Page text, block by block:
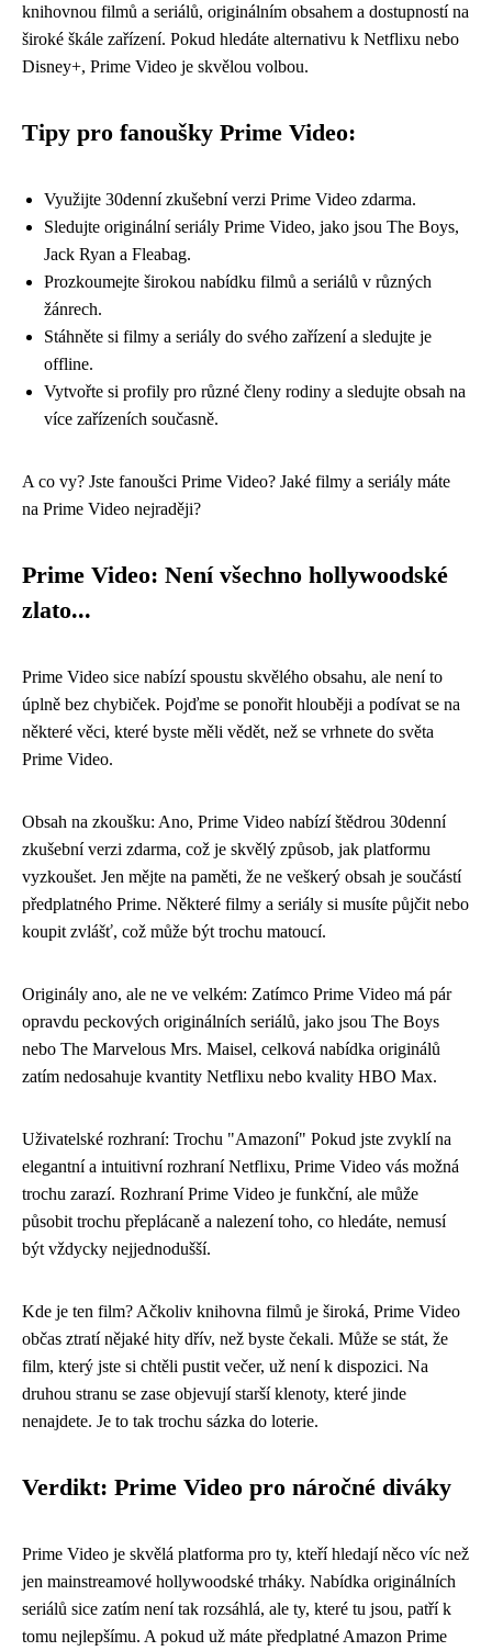
knihovnou filmů a seriálů, originálním obsahem a dostupností na
široké škále zařízení. Pokud hledáte alternativu k Netflixu nebo
Disney+, Prime Video je skvělou volbou.
Tipy pro fanoušky Prime Video:
Využijte 30denní zkušební verzi Prime Video zdarma.
Sledujte originální seriály Prime Video, jako jsou The Boys,
Jack Ryan a Fleabag.
Prozkoumejte širokou nabídku filmů a seriálů v různých
žánrech.
Stáhněte si filmy a seriály do svého zařízení a sledujte je
offline.
Vytvořte si profily pro různé členy rodiny a sledujte obsah na
více zařízeních současně.
A co vy? Jste fanoušci Prime Video? Jaké filmy a seriály máte
na Prime Video nejraději?
Prime Video: Není všechno hollywoodské
zlato...
Prime Video sice nabízí spoustu skvělého obsahu, ale není to
úplně bez chybiček. Pojďme se ponořit hlouběji a podívat se na
některé věci, které byste měli vědět, než se vrhnete do světa
Prime Video.
Obsah na zkoušku: Ano, Prime Video nabízí štědrou 30denní
zkušební verzi zdarma, což je skvělý způsob, jak platformu
vyzkoušet. Jen mějte na paměti, že ne veškerý obsah je součástí
předplatného Prime. Některé filmy a seriály si musíte půjčit nebo
koupit zvlášť, což může být trochu matoucí.
Originály ano, ale ne ve velkém: Zatímco Prime Video má pár
opravdu peckových originálních seriálů, jako jsou The Boys
nebo The Marvelous Mrs. Maisel, celková nabídka originálů
zatím nedosahuje kvantity Netflixu nebo kvality HBO Max.
Uživatelské rozhraní: Trochu "Amazoní" Pokud jste zvyklí na
elegantní a intuitivní rozhraní Netflixu, Prime Video vás možná
trochu zarazí. Rozhraní Prime Video je funkční, ale může
působit trochu přeplácaně a nalezení toho, co hledáte, nemusí
být vždycky nejjednodušší.
Kde je ten film? Ačkoliv knihovna filmů je široká, Prime Video
občas ztratí nějaké hity dřív, než byste čekali. Může se stát, že
film, který jste si chtěli pustit večer, už není k dispozici. Na
druhou stranu se zase objevují starší klenoty, které jinde
nenajdete. Je to tak trochu sázka do loterie.
Verdikt: Prime Video pro náročné diváky
Prime Video je skvělá platforma pro ty, kteří hledají něco víc než
jen mainstreamové hollywoodské trháky. Nabídka originálních
seriálů sice zatím není tak rozsáhlá, ale ty, které tu jsou, patří k
tomu nejlepšímu. A pokud už máte předplatné Amazon Prime